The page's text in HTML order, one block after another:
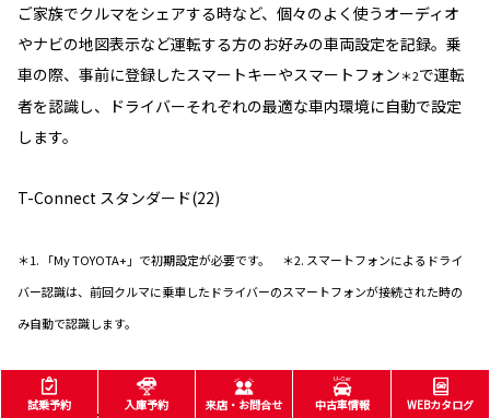
ご家族でクルマをシェアする時など、個々のよく使うオーディオ
やナビの地図表示など運転する方のお好みの車両設定を記録。乗
車の際、事前に登録したスマートキーやスマートフォン＊2で運転
者を認識し、ドライバーそれぞれの最適な車内環境に自動で設定
します。
T-Connect スタンダード(22)
＊1. 「My TOYOTA+」で初期設定が必要です。 ＊2. スマートフォンによるドライ
バー認識は、前回クルマに乗車したドライバーのスマートフォンが接続された時の
み自動で認識します。
試乗予約 入庫予約 来店・お問合せ 中古車情報 WEBカタログ